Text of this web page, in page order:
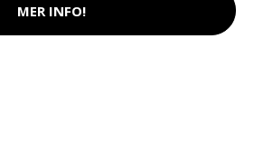
MER INFO!